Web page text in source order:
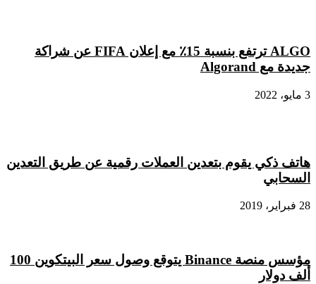
في
تاريخها
ALGO ترتفع بنسبة 15٪ مع إعلان FIFA عن شراكة
جديدة مع Algorand
3 مايو، 2022
هاتف ذكي يقوم بتعدين العملات رقمية عن طريق التعدين
السحابي
28 فبراير، 2019
مؤسس منصة Binance يتوقع وصول سعر البيتكوين 100
ألف دولار